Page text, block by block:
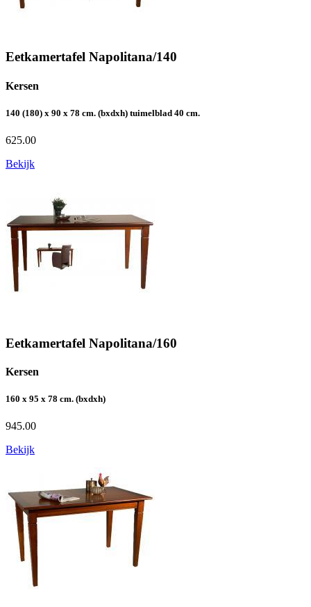
Eetkamertafel Napolitana/140
Kersen
140 (180) x 90 x 78 cm. (bxdxh) tuimelblad 40 cm.
625.00
Bekijk
Eetkamertafel Napolitana/160
Kersen
160 x 95 x 78 cm. (bxdxh)
945.00
Bekijk